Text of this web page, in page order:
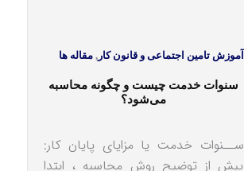
آموزش تامین اجتماعی و قانون کار,مقاله ها
سنوات خدمت چیست و چگونه محاسبه
می‎شود؟
ســنوات خدمت یا مزایای پایان کار:
پیش از توضیح روش محاسبه ، ابتدا